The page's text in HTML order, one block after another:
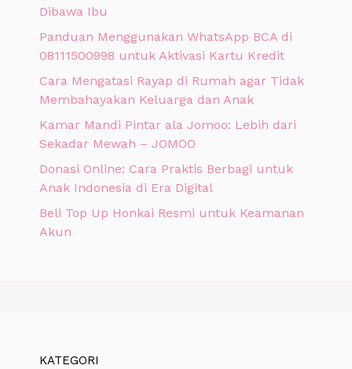
Dibawa Ibu
Panduan Menggunakan WhatsApp BCA di
08111500998 untuk Aktivasi Kartu Kredit
Cara Mengatasi Rayap di Rumah agar Tidak
Membahayakan Keluarga dan Anak
Kamar Mandi Pintar ala Jomoo: Lebih dari
Sekadar Mewah – JOMOO
Donasi Online: Cara Praktis Berbagi untuk
Anak Indonesia di Era Digital
Beli Top Up Honkai Resmi untuk Keamanan
Akun
KATEGORI